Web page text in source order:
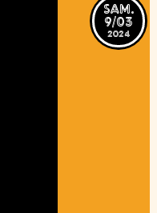
sam.
9/03
2024